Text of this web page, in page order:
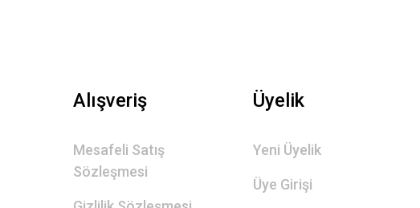
Alışveriş
Mesafeli Satış
Sözleşmesi
Üyelik
Yeni Üyelik
Üye Girişi